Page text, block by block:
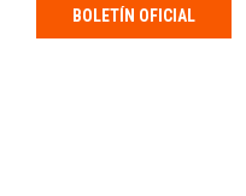
BOLETÍN OFICIAL